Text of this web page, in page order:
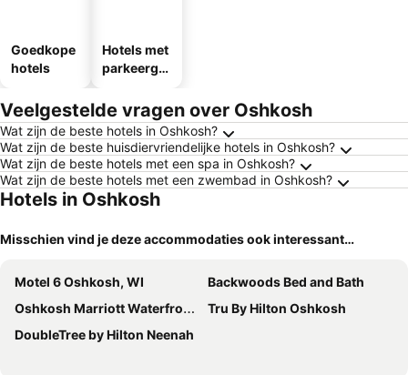
Goedkope
hotels
Hotels met
parkeergel
Veelgestelde vragen over Oshkosh
Wat zijn de beste hotels in Oshkosh?
Wat zijn de beste huisdiervriendelijke hotels in Oshkosh?
Wat zijn de beste hotels met een spa in Oshkosh?
Wat zijn de beste hotels met een zwembad in Oshkosh?
Hotels in Oshkosh
Misschien vind je deze accommodaties ook interessant…
Motel 6 Oshkosh, WI
Backwoods Bed and Bath
Oshkosh Marriott Waterfront Hotel & Convention Center
Tru By Hilton Oshkosh
DoubleTree by Hilton Neenah